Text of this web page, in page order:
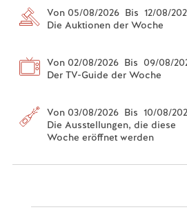
Von 05/08/2026 Bis 12/08/
Die Auktionen der Woche
Von 02/08/2026 Bis 09/08/
Der TV-Guide der Woche
Von 03/08/2026 Bis 10/08/
Die Ausstellungen, die diese
Woche eröffnet werden